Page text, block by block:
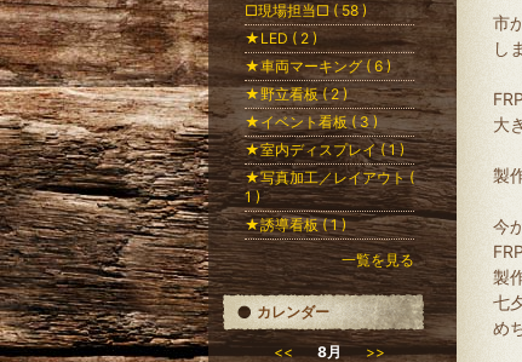
市
し
大
製
今
製
七
め
□現場担当□ ( 58 )
★LED ( 2 )
★車両マーキング ( 6 )
★野立看板 ( 2 )
★イベント看板 ( 3 )
★室内ディスプレイ ( 1 )
★写真加工／レイアウト (
1 )
★誘導看板 ( 1 )
一覧を見る
カレンダー
<< 8月
>>